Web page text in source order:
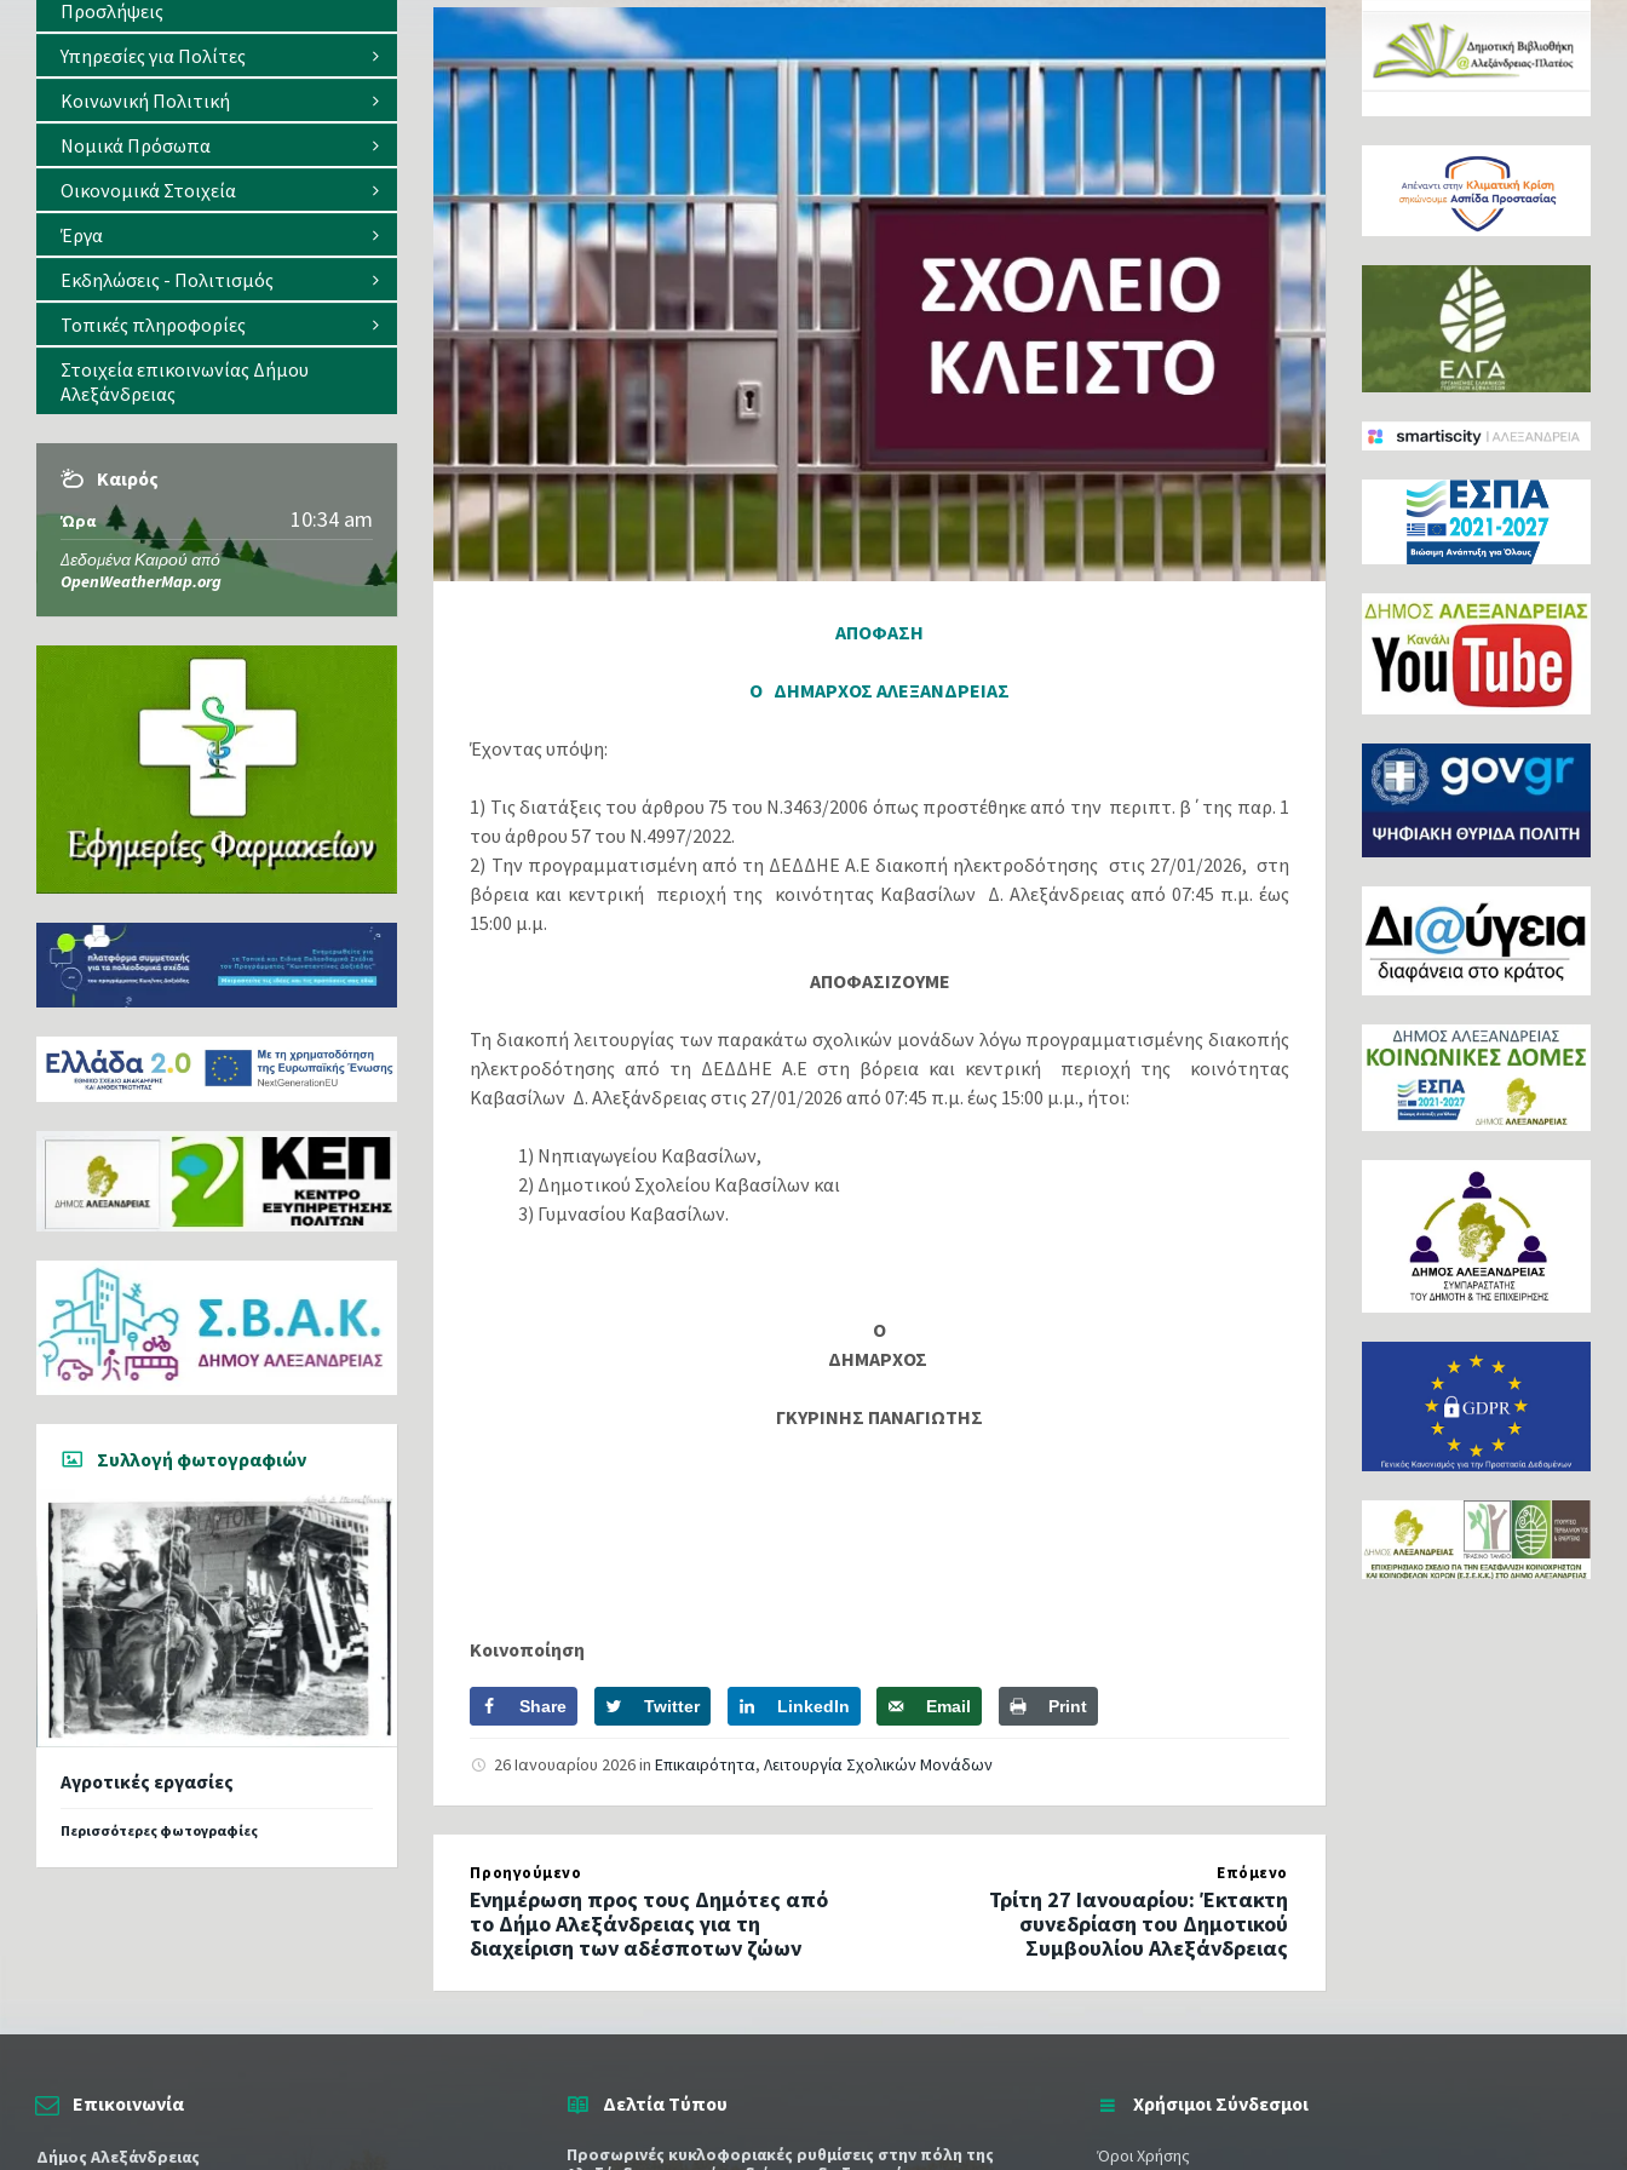
ΑΠΟΦΑΣΗ
Ο ΔΗΜΑΡΧΟΣ ΑΛΕΞΑΝΔΡΕΙΑΣ
Έχοντας υπόψη:
1) Τις διατάξεις του άρθρου 75 του Ν.3463/2006 όπως προστέθηκε από την περιπτ. β΄της παρ. 1
του άρθρου 57 του Ν.4997/2022.
2) Την προγραμματισμένη από τη ΔΕΔΔΗΕ Α.Ε διακοπή ηλεκτροδότησης στις 27/01/2026, στη
βόρεια και κεντρική περιοχή της κοινότητας Καβασίλων Δ. Αλεξάνδρειας από 07:45 π.μ. έως
15:00 μ.μ.
ΑΠΟΦΑΣΙΖΟΥΜΕ
Τη διακοπή λειτουργίας των παρακάτω σχολικών μονάδων λόγω προγραμματισμένης διακοπής
ηλεκτροδότησης από τη ΔΕΔΔΗΕ Α.Ε στη βόρεια και κεντρική περιοχή της κοινότητας
Καβασίλων Δ. Αλεξάνδρειας στις 27/01/2026 από 07:45 π.μ. έως 15:00 μ.μ., ήτοι:
1) Νηπιαγωγείου Καβασίλων,
2) Δημοτικού Σχολείου Καβασίλων και
3) Γυμνασίου Καβασίλων.
Ο
ΔΗΜΑΡΧΟΣ
ΓΚΥΡΙΝΗΣ ΠΑΝΑΓΙΩΤΗΣ
Κοινοποίηση
Share Twitter LinkedIn Email Print
26 Ιανουαρίου 2026inΕπικαιρότητα,Λειτουργία Σχολικών Μονάδων
Προηγούμενο
Ενημέρωση προς τους Δημότες από
το Δήμο Αλεξάνδρειας για τη
διαχείριση των αδέσποτων ζώων
Επόμενο
Τρίτη 27 Ιανουαρίου: Έκτακτη
συνεδρίαση του Δημοτικού
Συμβουλίου Αλεξάνδρειας
Προσλήψεις
Υπηρεσίες για Πολίτες
Κοινωνική Πολιτική
Νομικά Πρόσωπα
Οικονομικά Στοιχεία
Έργα
Εκδηλώσεις - Πολιτισμός
Τοπικές πληροφορίες
Στοιχεία επικοινωνίας Δήμου
Αλεξάνδρειας
Καιρός
Ώρα 10:34 am
Δεδομένα Καιρού από
OpenWeatherMap.org
Συλλογή φωτογραφιών
Αγροτικές εργασίες
Περισσότερες φωτογραφίες
Επικοινωνία
Δήμος Αλεξάνδρειας
Δελτία Τύπου
Προσωρινές κυκλοφοριακές ρυθμίσεις στην πόλη της
Χρήσιμοι Σύνδεσμοι
Όροι Χρήσης